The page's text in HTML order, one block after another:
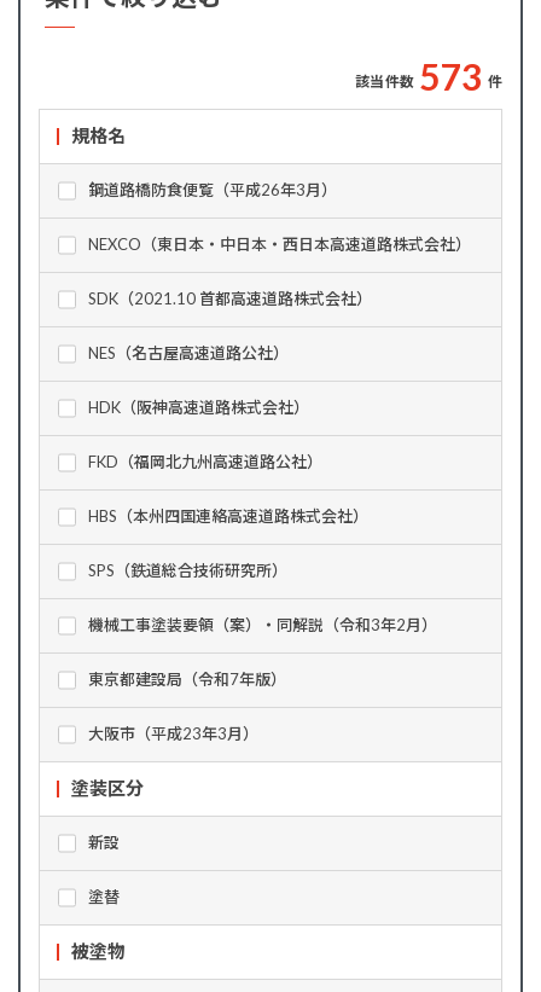
該当件数 573 件
規格名
鋼道路橋防食便覧（平成26年3月）
NEXCO（東日本・中日本・西日本高速道路株式会社）
SDK（2021.10 首都高速道路株式会社）
NES（名古屋高速道路公社）
HDK（阪神高速道路株式会社）
FKD（福岡北九州高速道路公社）
HBS（本州四国連絡高速道路株式会社）
SPS（鉄道総合技術研究所）
機械工事塗装要領（案）・同解説（令和3年2月）
東京都建設局（令和7年版）
大阪市（平成23年3月）
塗装区分
新設
塗替
被塗物